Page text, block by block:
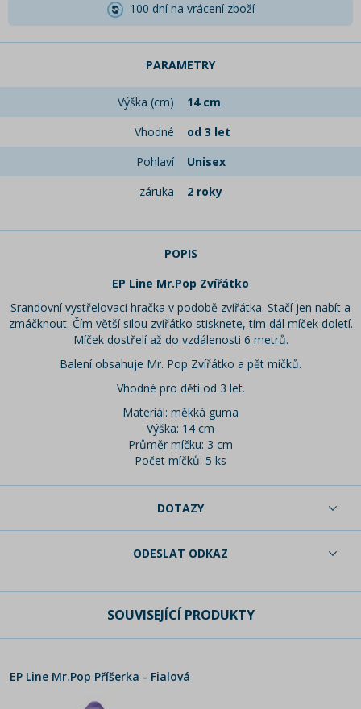
100 dní na vrácení zboží
PARAMETRY
Výška (cm)
14 cm
Vhodné
od 3 let
Pohlaví
Unisex
záruka
2 roky
POPIS
EP Line Mr.Pop Zvířátko
Srandovní vystřelovací hračka v podobě zvířátka. Stačí jen nabít a
zmáčknout. Čím větší silou zvířátko stisknete, tím dál míček doletí.
Míček dostřelí až do vzdálenosti 6 metrů.
Balení obsahuje Mr. Pop Zvířátko a pět míčků.
Vhodné pro děti od 3 let.
Materiál: měkká guma
Výška: 14 cm
Průměr míčku: 3 cm
Počet míčků: 5 ks
DOTAZY
ODESLAT ODKAZ
SOUVISEJÍCÍ PRODUKTY
EP Line Mr.Pop Příšerka - Fialová